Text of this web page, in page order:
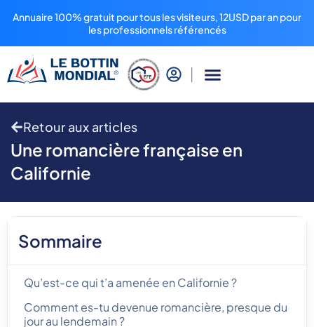
Annuaire 100% gratuit pour tous les visiteurs, 12USD par an pour
les professionnels référencés
Retour aux articles
Une romancière française en
Californie
Sommaire
Qu’est-ce qui t’a amenée en Californie ?
Comment es-tu devenue romancière, presque du
jour au lendemain ?